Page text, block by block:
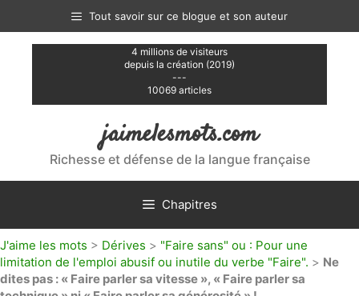
contenu
Tout savoir sur ce blogue et son auteur
4 millions de visiteurs
depuis la création (2019)
---
10069 articles
jaimelesmots.com
Richesse et défense de la langue française
Chapitres
J'aime les mots > Dérives > "Faire sans" ou : Pour une
limitation de l'emploi abusif ou inutile du verbe "Faire". > Ne
dites pas : « Faire parler sa vitesse », « Faire parler sa